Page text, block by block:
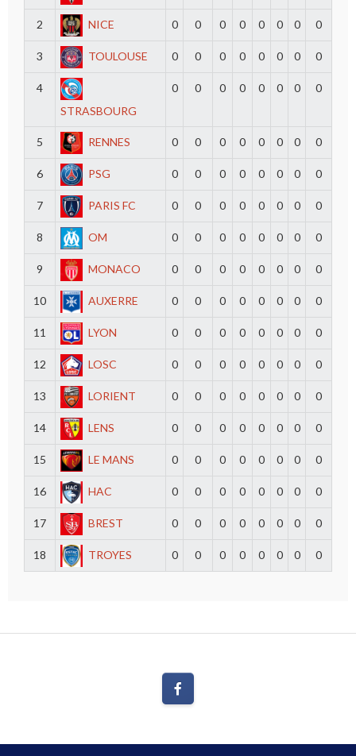
2 NICE 0 0 0 0 0 0 0 0
3 TOULOUSE 0 0 0 0 0 0 0 0
4
STRASBOURG
0 0 0 0 0 0 0 0
5 RENNES 0 0 0 0 0 0 0 0
6 PSG 0 0 0 0 0 0 0 0
7 PARIS FC 0 0 0 0 0 0 0 0
8 OM 0 0 0 0 0 0 0 0
9 MONACO 0 0 0 0 0 0 0 0
10 AUXERRE 0 0 0 0 0 0 0 0
11 LYON 0 0 0 0 0 0 0 0
12 LOSC 0 0 0 0 0 0 0 0
13 LORIENT 0 0 0 0 0 0 0 0
14 LENS 0 0 0 0 0 0 0 0
15 LE MANS 0 0 0 0 0 0 0 0
16 HAC 0 0 0 0 0 0 0 0
17 BREST 0 0 0 0 0 0 0 0
18 TROYES 0 0 0 0 0 0 0 0